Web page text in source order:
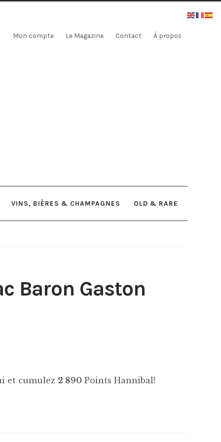
Mon compte Le Magazine Contact À propos
VINS, BIÈRES & CHAMPAGNES OLD & RARE
Baron Gaston
et cumulez 2 890 Points Hannibal!